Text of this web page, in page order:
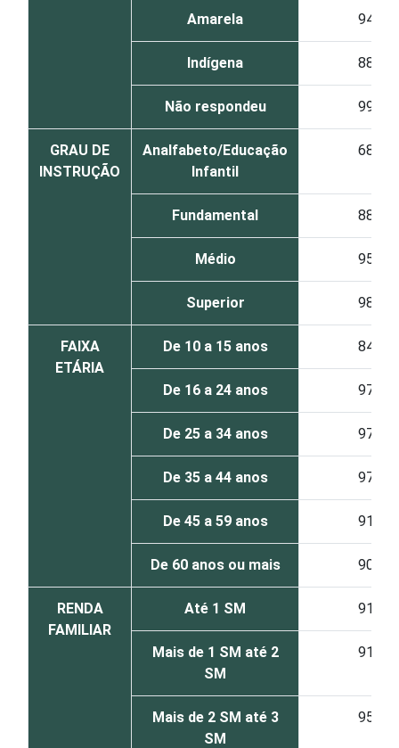
Amarela 94
Indígena 88
Não respondeu 99
GRAU DE
INSTRUÇÃO
Analfabeto/Educação
Infantil
68
Fundamental 88
Médio 95
Superior 98
FAIXA
ETÁRIA
De 10 a 15 anos 84
De 16 a 24 anos 97
De 25 a 34 anos 97
De 35 a 44 anos 97
De 45 a 59 anos 91
De 60 anos ou mais 90
RENDA
FAMILIAR
Até 1 SM 91
Mais de 1 SM até 2
SM
91
Mais de 2 SM até 3
SM
95